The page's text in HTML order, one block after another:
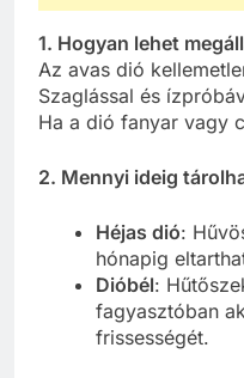
1. Hogyan lehet
Az avas dió
Szaglással és
Ha a dió fanyar vagy
2. Mennyi ideig
Héjas dió:
hónapig
Dióbél:
fagyasztóban
frissességét.